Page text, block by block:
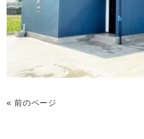
« 前のページ